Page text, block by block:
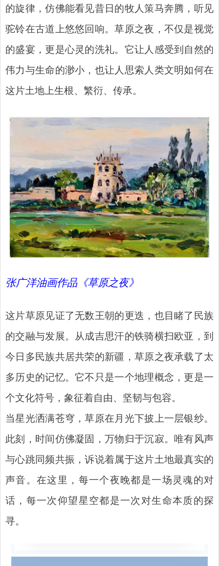
的旋律，仿佛能看见昔日的牧人策马奔腾，听见
驼铃在古道上悠悠回响。草原之夜，不仅是视觉
的盛宴，更是心灵的洗礼。它让人感受到自然的
伟力与生命的渺小，也让人思索人类文明如何在
这片土地上生根、繁衍、传承。
张广洋油画作品《草原之夜》
这片草原见证了无数王朝的更迭，也目睹了民族
的交融与发展。从成吉思汗的铁骑横扫欧亚，到
今日多民族共居共荣的新疆，草原之夜承载了太
多历史的记忆。它不只是一个地理概念，更是一
个文化符号，象征着自由、坚韧与包容。
当星光洒满苍穹，草原在月光下披上一层银纱。
此刻，时间仿佛凝固，万物归于沉寂。唯有风声
与心跳同频共振，诉说着属于这片土地最真实的
声音。在这里，每一个夜晚都是一场灵魂的对
话，每一次仰望星空都是一次对生命本质的探
寻。